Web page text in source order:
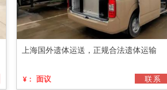
上海国外遗体运送，正规合法遗体运输
¥： 面议 联系